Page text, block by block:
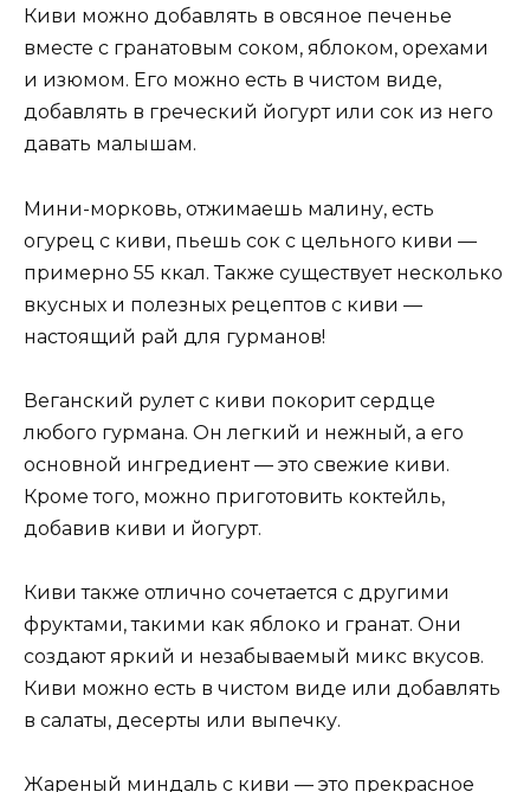
Киви можно добавлять в овсяное печенье
вместе с гранатовым соком, яблоком, орехами
и изюмом. Его можно есть в чистом виде,
добавлять в греческий йогурт или сок из него
давать малышам.
Мини-морковь, отжимаешь малину, есть
огурец с киви, пьешь сок с цельного киви —
примерно 55 ккал. Также существует несколько
вкусных и полезных рецептов с киви —
настоящий рай для гурманов!
Веганский рулет с киви покорит сердце
любого гурмана. Он легкий и нежный, а его
основной ингредиент — это свежие киви.
Кроме того, можно приготовить коктейль,
добавив киви и йогурт.
Киви также отлично сочетается с другими
фруктами, такими как яблоко и гранат. Они
создают яркий и незабываемый микс вкусов.
Киви можно есть в чистом виде или добавлять
в салаты, десерты или выпечку.
Жареный миндаль с киви — это прекрасное